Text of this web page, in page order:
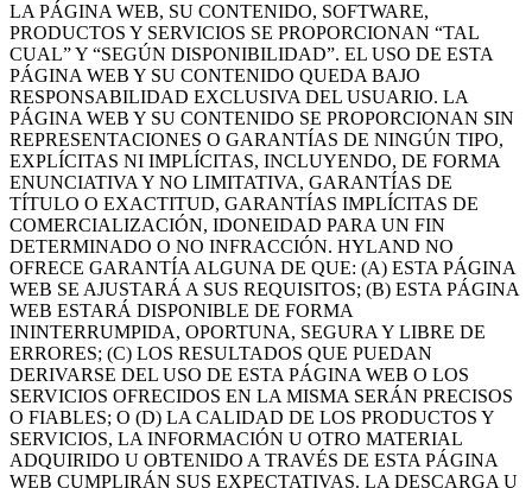
LA PÁGINA WEB, SU CONTENIDO, SOFTWARE,
PRODUCTOS Y SERVICIOS SE PROPORCIONAN “TAL
CUAL” Y “SEGÚN DISPONIBILIDAD”. EL USO DE ESTA
PÁGINA WEB Y SU CONTENIDO QUEDA BAJO
RESPONSABILIDAD EXCLUSIVA DEL USUARIO. LA
PÁGINA WEB Y SU CONTENIDO SE PROPORCIONAN SIN
REPRESENTACIONES O GARANTÍAS DE NINGÚN TIPO,
EXPLÍCITAS NI IMPLÍCITAS, INCLUYENDO, DE FORMA
ENUNCIATIVA Y NO LIMITATIVA, GARANTÍAS DE
TÍTULO O EXACTITUD, GARANTÍAS IMPLÍCITAS DE
COMERCIALIZACIÓN, IDONEIDAD PARA UN FIN
DETERMINADO O NO INFRACCIÓN. HYLAND NO
OFRECE GARANTÍA ALGUNA DE QUE: (A) ESTA PÁGINA
WEB SE AJUSTARÁ A SUS REQUISITOS; (B) ESTA PÁGINA
WEB ESTARÁ DISPONIBLE DE FORMA
ININTERRUMPIDA, OPORTUNA, SEGURA Y LIBRE DE
ERRORES; (C) LOS RESULTADOS QUE PUEDAN
DERIVARSE DEL USO DE ESTA PÁGINA WEB O LOS
SERVICIOS OFRECIDOS EN LA MISMA SERÁN PRECISOS
O FIABLES; O (D) LA CALIDAD DE LOS PRODUCTOS Y
SERVICIOS, LA INFORMACIÓN U OTRO MATERIAL
ADQUIRIDO U OBTENIDO A TRAVÉS DE ESTA PÁGINA
WEB CUMPLIRÁN SUS EXPECTATIVAS. LA DESCARGA U